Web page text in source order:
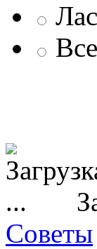
Советы